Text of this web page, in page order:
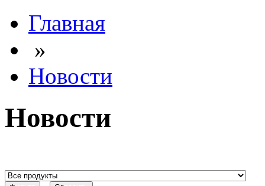
Главная
»
Новости
Новости